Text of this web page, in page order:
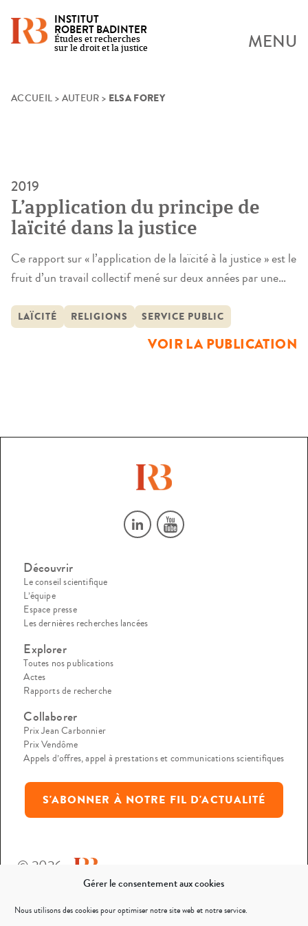
Gérer le consentement aux cookies
Nous utilisons des cookies pour optimiser notre site web et notre service.
Skip
INSTITUT
ROBERT BADINTER
Études et recherches
sur le droit et la justice
MENU
ACCUEIL > AUTEUR > ELSA FOREY
2019
L’application du principe de
laïcité dans la justice
Ce rapport sur « l’application de la laïcité à la justice » est le
fruit d’un travail collectif mené sur deux années par une
avec le soutien de la mission de recherche « Droit et Justice
». Le sujet est d’autant plus intéressant que la justice n’est
sans doute pas un service public […]
LAÏCITÉ RELIGIONS SERVICE PUBLIC
VOIR LA PUBLICATION
Découvrir
Le conseil scientifique
L’équipe
Espace presse
Les dernières recherches lancées
Explorer
Toutes nos publications
Actes
Rapports de recherche
Collaborer
Prix Jean Carbonnier
Prix Vendôme
Appels d’offres, appel à prestations et communications scientifiques
S'ABONNER À NOTRE FIL D'ACTUALITÉ
© 2026